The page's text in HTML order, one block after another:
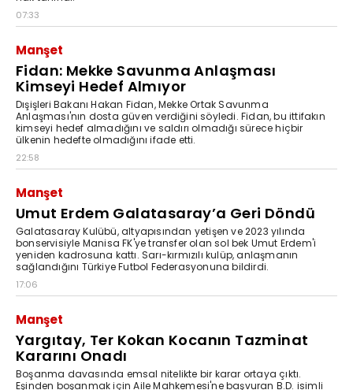
07:33
Manşet
Fidan: Mekke Savunma Anlaşması
Kimseyi Hedef Almıyor
Dışişleri Bakanı Hakan Fidan, Mekke Ortak Savunma
Anlaşması'nın dosta güven verdiğini söyledi. Fidan, bu ittifakın
kimseyi hedef almadığını ve saldırı olmadığı sürece hiçbir
ülkenin hedefte olmadığını ifade etti.
22:58
Manşet
Umut Erdem Galatasaray’a Geri Döndü
Galatasaray Kulübü, altyapısından yetişen ve 2023 yılında
bonservisiyle Manisa FK'ye transfer olan sol bek Umut Erdem'i
yeniden kadrosuna kattı. Sarı-kırmızılı kulüp, anlaşmanın
sağlandığını Türkiye Futbol Federasyonuna bildirdi.
17:06
Manşet
Yargıtay, Ter Kokan Kocanın Tazminat
Kararını Onadı
Boşanma davasında emsal nitelikte bir karar ortaya çıktı.
Eşinden boşanmak için Aile Mahkemesi'ne başvuran B.D. isimli